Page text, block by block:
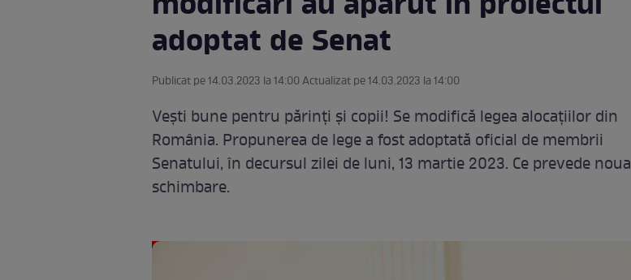
adoptat de Senat
Publicat pe 14.03.2023 la 14:00 Actualizat pe 14.03.2023 la 14:00
Vești bune pentru părinți și copii! Se modifică legea alocațiilor din
România. Propunerea de lege a fost adoptată oficial de membrii
Senatului, în decursul zilei de luni, 13 martie 2023. Ce prevede noua
schimbare.